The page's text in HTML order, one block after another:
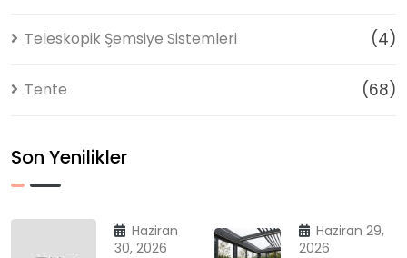
Teleskopik Şemsiye Sistemleri (4)
Tente (68)
Son Yenilikler
Haziran
30, 2026
Haziran 29,
2026